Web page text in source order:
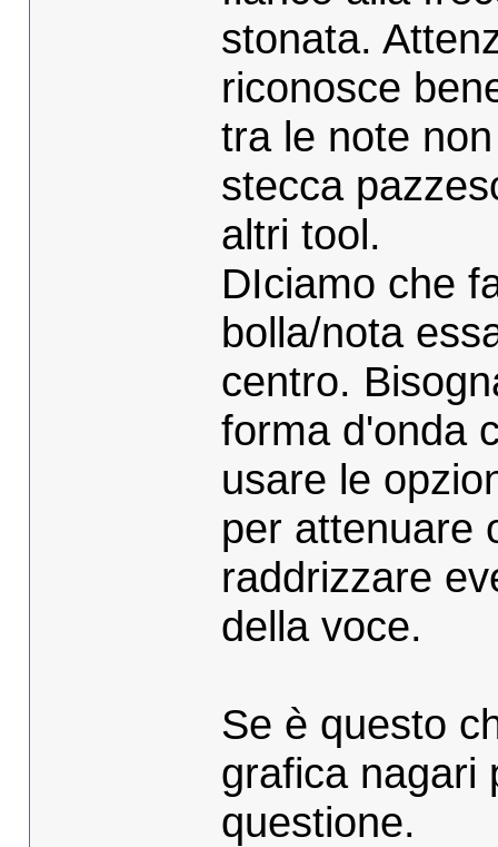
stonata.
riconosce
tra le note
stecca
altri tool.
DIciamo che
bolla/nota
centro.
forma d'onda
usare le
per attenuare
raddrizzare
della voce.
Se è questo
grafica nagari
questione.